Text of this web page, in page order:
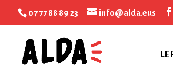
07 77 88 89 23 info@alda.eus
LE